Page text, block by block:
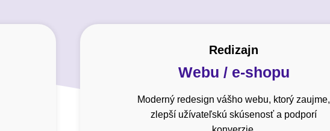
Redizajn
Webu / e-shopu
Moderný redesign vášho webu, ktorý zaujme,
zlepší užívateľskú skúsenosť a podporí